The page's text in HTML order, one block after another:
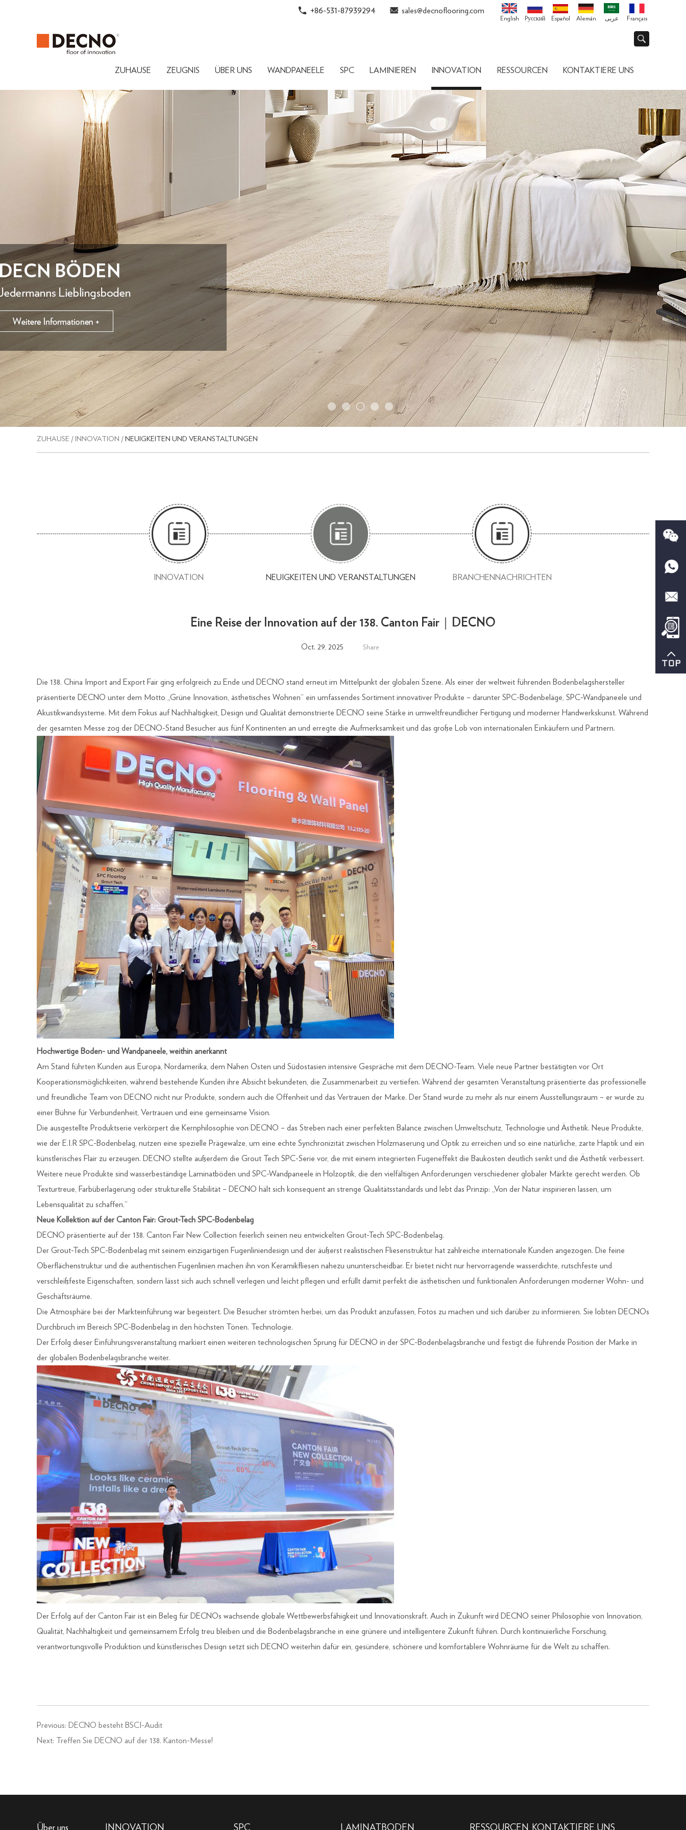
English Pусский Español Alemán عربى Français
+86-531-87939294 sales@decnoflooring.com
ZUHAUSE ZEUGNIS ÜBER UNS WANDPANEELE SPC LAMINIEREN INNOVATION RESSOURCEN KONTAKTIERE UNS
ZUHAUSE / INNOVATION / NEUIGKEITEN UND VERANSTALTUNGEN
INNOVATION NEUIGKEITEN UND VERANSTALTUNGEN BRANCHENNACHRICHTEN
Eine Reise der Innovation auf der 138. Canton Fair｜DECNO
Oct. 29, 2025 Share
Die 138. China Import and Export Fair ging erfolgreich zu Ende und DECNO stand erneut im Mittelpunkt der globalen Szene. Als einer der weltweit führenden Bodenbelagshersteller
präsentierte DECNO unter dem Motto „Grüne Innovation, ästhetisches Wohnen“ ein umfassendes Sortiment innovativer Produkte – darunter SPC-Bodenbeläge, SPC-Wandpaneele und
Akustikwandsysteme. Mit dem Fokus auf Nachhaltigkeit, Design und Qualität demonstrierte DECNO seine Stärke in umweltfreundlicher Fertigung und moderner Handwerkskunst. Während
der gesamten Messe zog der DECNO-Stand Besucher aus fünf Kontinenten an und erregte die Aufmerksamkeit und das große Lob von internationalen Einkäufern und Partnern.
Hochwertige Boden- und Wandpaneele, weithin anerkannt
Am Stand führten Kunden aus Europa, Nordamerika, dem Nahen Osten und Südostasien intensive Gespräche mit dem DECNO-Team. Viele neue Partner bestätigten vor Ort
Kooperationsmöglichkeiten, während bestehende Kunden ihre Absicht bekundeten, die Zusammenarbeit zu vertiefen. Während der gesamten Veranstaltung präsentierte das professionelle
und freundliche Team von DECNO nicht nur Produkte, sondern auch die Offenheit und das Vertrauen der Marke. Der Stand wurde zu mehr als nur einem Ausstellungsraum – er wurde zu
einer Bühne für Verbundenheit, Vertrauen und eine gemeinsame Vision.
Die ausgestellte Produktserie verkörpert die Kernphilosophie von DECNO – das Streben nach einer perfekten Balance zwischen Umweltschutz, Technologie und Ästhetik. Neue Produkte,
wie der E.I.R SPC-Bodenbelag, nutzen eine spezielle Prägewalze, um eine echte Synchronizität zwischen Holzmaserung und Optik zu erreichen und so eine natürliche, zarte Haptik und ein
künstlerisches Flair zu erzeugen. DECNO stellte außerdem die Grout Tech SPC-Serie vor, die mit einem integrierten Fugeneffekt die Baukosten deutlich senkt und die Ästhetik verbessert.
Weitere neue Produkte sind wasserbeständige Laminatböden und SPC-Wandpaneele in Holzoptik, die den vielfältigen Anforderungen verschiedener globaler Märkte gerecht werden. Ob
Texturtreue, Farbüberlagerung oder strukturelle Stabilität – DECNO hält sich konsequent an strenge Qualitätsstandards und lebt das Prinzip: „Von der Natur inspirieren lassen, um
Lebensqualität zu schaffen.“
Neue Kollektion auf der Canton Fair: Grout-Tech SPC-Bodenbelag
DECNO präsentierte auf der 138. Canton Fair New Collection feierlich seinen neu entwickelten Grout-Tech SPC-Bodenbelag.
Der Grout-Tech SPC-Bodenbelag mit seinem einzigartigen Fugenliniendesign und der äußerst realistischen Fliesenstruktur hat zahlreiche internationale Kunden angezogen. Die feine
Oberflächenstruktur und die authentischen Fugenlinien machen ihn von Keramikfliesen nahezu ununterscheidbar. Er bietet nicht nur hervorragende wasserdichte, rutschfeste und
verschleißfeste Eigenschaften, sondern lässt sich auch schnell verlegen und leicht pflegen und erfüllt damit perfekt die ästhetischen und funktionalen Anforderungen moderner Wohn- und
Geschäftsräume.
Die Atmosphäre bei der Markteinführung war begeistert. Die Besucher strömten herbei, um das Produkt anzufassen, Fotos zu machen und sich darüber zu informieren. Sie lobten DECNOs
Durchbruch im Bereich SPC-Bodenbelag in den höchsten Tönen. Technologie.
Der Erfolg dieser Einführungsveranstaltung markiert einen weiteren technologischen Sprung für DECNO in der SPC-Bodenbelagsbranche und festigt die führende Position der Marke in
der globalen Bodenbelagsbranche weiter.
Der Erfolg auf der Canton Fair ist ein Beleg für DECNOs wachsende globale Wettbewerbsfähigkeit und Innovationskraft. Auch in Zukunft wird DECNO seiner Philosophie von Innovation,
Qualität, Nachhaltigkeit und gemeinsamem Erfolg treu bleiben und die Bodenbelagsbranche in eine grünere und intelligentere Zukunft führen. Durch kontinuierliche Forschung,
verantwortungsvolle Produktion und künstlerisches Design setzt sich DECNO weiterhin dafür ein, gesündere, schönere und komfortablere Wohnräume für die Welt zu schaffen.
Previous: DECNO besteht BSCI-Audit
Next:
Treffen Sie DECNO auf der 138. Kanton-Messe!